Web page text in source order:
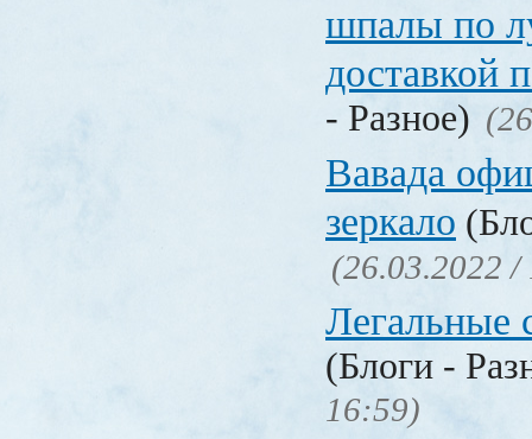
шпалы по
доставкой
- Разное)
Вавада
зеркало
(26.03.2022 /
Легальные
(Блоги -
16:59)